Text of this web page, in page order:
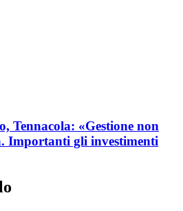
Tennacola: «Gestione non
Importanti gli investimenti